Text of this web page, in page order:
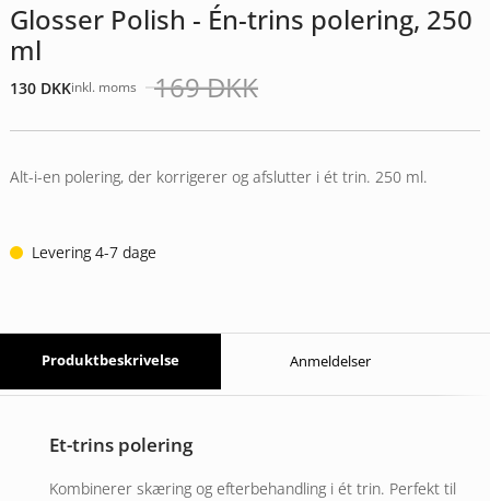
Glosser Polish - Én-trins polering, 250
ml
169DKK
Den
var:
130 DKK
Den
er:
inkl. moms
Alt-i-en polering, der korrigerer og afslutter i ét trin. 250 ml.
Levering 4-7 dage
Produktbeskrivelse Anmeldelser
Et-trins polering
Kombinerer skæring og efterbehandling i ét trin. Perfekt til